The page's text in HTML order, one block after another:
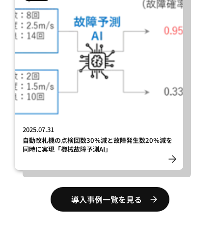
2025.07.31
自動改札機の点検回数30％減と故障発生数20％減を
同時に実現「機械故障予測AI」
導入事例一覧を見る